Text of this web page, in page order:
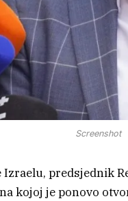
Screenshot
predsjednik
kojoj je ponovo